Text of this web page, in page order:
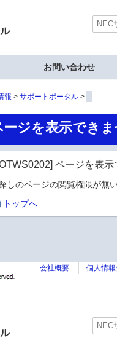
お問い合わせ
報 サポートポータル
ージを表示でき
ページを表
しのページの閲覧権限が無
トップへ
会社概要 個人情